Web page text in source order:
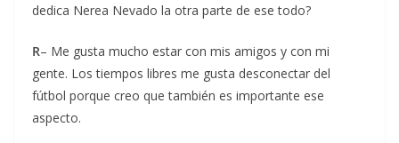
dedica Nerea Nevado la otra parte de ese todo?
R– Me gusta mucho estar con mis amigos y con mi
gente. Los tiempos libres me gusta desconectar del
fútbol porque creo que también es importante ese
aspecto.